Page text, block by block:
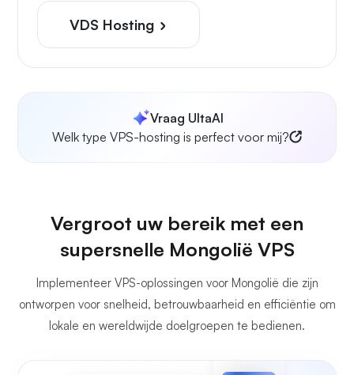
VDS Hosting
Vraag UltaAI
Welk type VPS-hosting is perfect voor mij?
Vergroot uw bereik met een
supersnelle Mongolië VPS
Implementeer VPS-oplossingen voor Mongolië die zijn
ontworpen voor snelheid, betrouwbaarheid en efficiëntie om
lokale en wereldwijde doelgroepen te bedienen.